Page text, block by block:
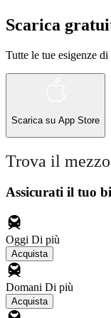
Scarica
Tutte le tue esigenze
Scarica su App Store
Trova il
Assicurati il ​​tuo
Oggi Di più
Acquista
Domani Di più
Acquista